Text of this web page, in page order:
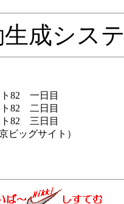
成シス
ト82 一日目
ト82 二日目
ト82 三日目
ビッグサイト）